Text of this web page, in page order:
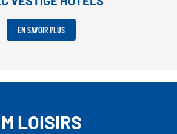
EN SAVOIR PLUS
M LOISIRS